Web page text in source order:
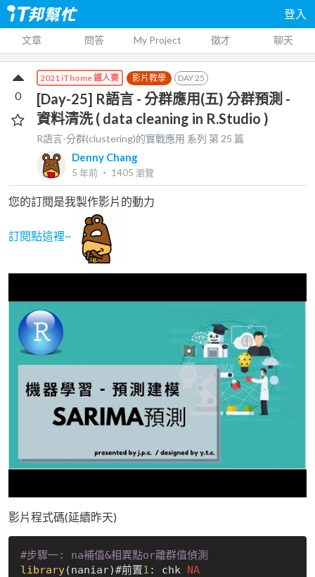
登入
文章 問答 My Project 徵才 聊天
2021 iThome 鐵人賽 影片教學 DAY25
[Day-25] R語言 - 分群應用(五) 分群預測 -
資料清洗 ( data cleaning in R.Studio )
R語言-分群(clustering)的實戰應用 系列 第25 篇
Denny Chang
5 年前 ‧ 1405 瀏覽
0
您的訂閱是我製作影片的動力
訂閱點這裡~
影片程式碼(延續昨天)
#步驟一: na補值&相異點or離群值偵測
library(naniar)#前置1 : chk NA